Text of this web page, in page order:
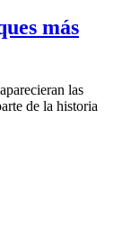
más
las
de la historia